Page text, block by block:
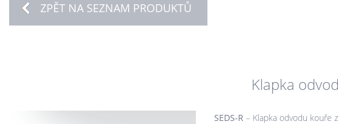
ZPĚT NA SEZNAM PRODUKTŮ
Klapka
SEDS-R – Klapka odvodu kouře